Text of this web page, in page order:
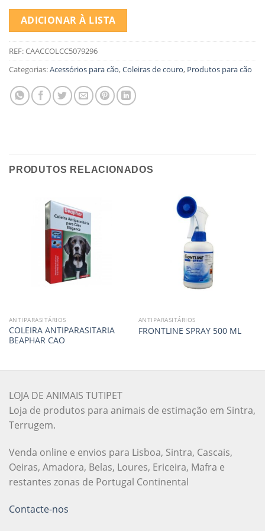
ADICIONAR À LISTA
REF:CAACCOLCC5079296
Categorias:Acessórios para cão,Coleiras de couro, Produtos para cão
PRODUTOS RELACIONADOS
ANTIPARASITÁRIOS
COLEIRA ANTIPARASITARIA
BEAPHAR CAO
ANTIPARASITÁRIOS
FRONTLINE SPRAY 500 ML
LOJA DE ANIMAIS TUTIPET
Loja de produtos para animais de estimação em Sintra,
Terrugem.
Venda online e envios para Lisboa, Sintra, Cascais,
Oeiras, Amadora, Belas, Loures, Ericeira, Mafra e
restantes zonas de Portugal Continental
Contacte-nos